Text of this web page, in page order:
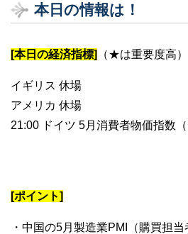
本日の情報は！
[本日の経済指標] （★は重要度高）
イギリス 休場
アメリカ 休場
21:00 ドイツ 5月消費者物価指数（
[ポイント]
・中国の5月製造業PMI（購買担当